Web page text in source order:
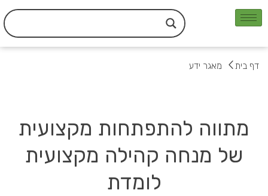
דילוג
לתוכן
דף בית מאגר ידע
מתווה להתפתחות מקצועית
של מנחה קהילה מקצועית
לומדת